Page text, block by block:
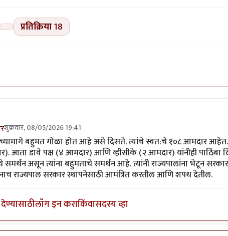
प्रतिक्रिया18
शुक्रवार, 08/05/2026 19:41
बहुमत गोळा होत आहे असे दिसते. त्यांचे स्वत:चे १०८ आमदार आहेत.
आता डावे पक्ष (४ आमदार) आणि व्हीसीके (२ आमदार) यांनीही
समर्थन असून त्यांना बहुमताचे समर्थन आहे. त्यांनी राज्यपालांना भेटून
राज्यपाल सरकार स्थापनेसाठी आमंत्रित करतील आणि शपथ देतील.
लॉग इन कराकिंवासदस्य व्हा